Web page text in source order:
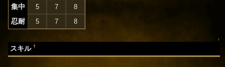
集中 5 7 8
忍耐 5 7 8
↑
スキル†